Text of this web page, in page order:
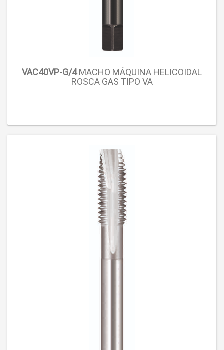
VAC40VP-G/4MACHO MÁQUINA HELICOIDAL
ROSCA GAS TIPO VA